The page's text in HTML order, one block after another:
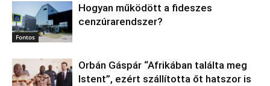
Fontos
Hogyan működött a fideszes
cenzúrarendszer?
Orbán Gáspár “Afrikában találta meg
Istent”, ezért szállította őt hatszor is